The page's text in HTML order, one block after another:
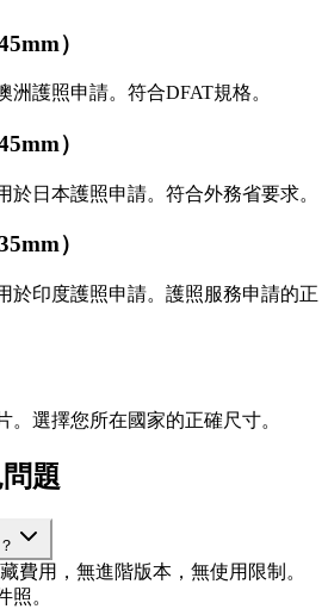
）
洲護照申請。符合DFAT規格。
）
於日本護照申請。符合外務省要求。
）
於印度護照申請。護照服務申請的正
。選擇您所在國家的正確尺寸。
題
費用，無進階版本，無使用限制。
照。